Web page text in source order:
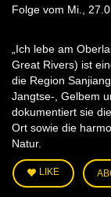
Folge vom Mi.,
„Ich lebe am
Great Rivers) ist
die Region
Jangtse‑, Gelbem
dokumentiert sie
Ort sowie die
Natur.
LIKE